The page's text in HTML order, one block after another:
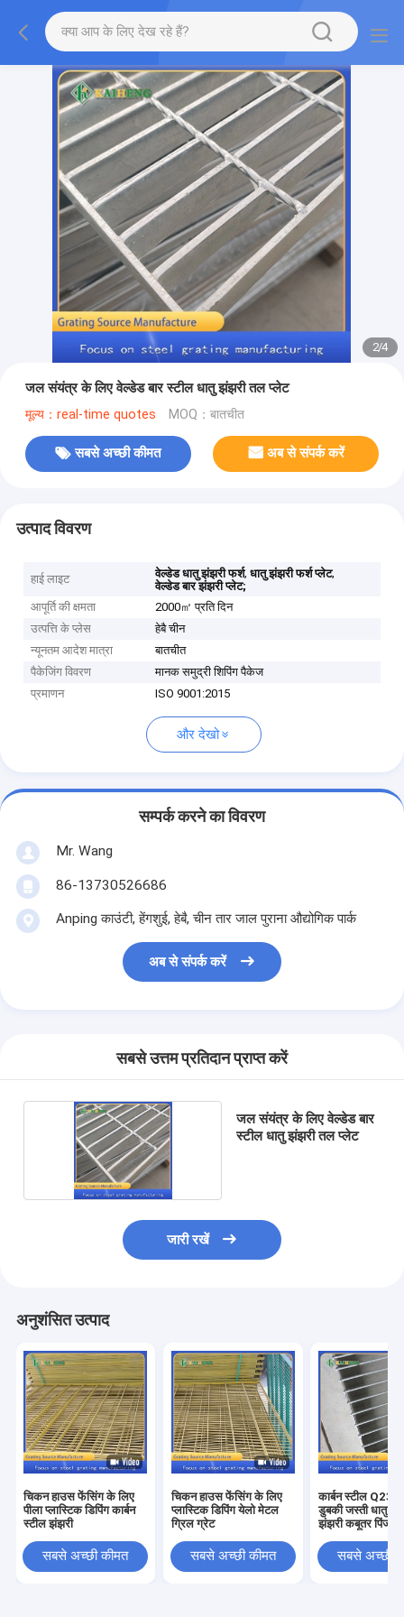
2/4
जल संयंत्र के लिए वेल्डेड बार स्टील धातु झंझरी तल प्लेट
मूल्य：real-time quotes MOQ：बातचीत
सबसे अच्छी कीमत अब से संपर्क करें
उत्पाद विवरण
हाई लाइट वेल्डेड धातु झंझरी फर्श,धातु झंझरी फर्श प्लेट,
वेल्डेड बार झंझरी प्लेट;
आपूर्ति की क्षमता
2000㎡ प्रति दिन
उत्पत्ति के प्लेस
हेबै चीन
न्यूनतम आदेश मात्रा
बातचीत
पैकेजिंग विवरण
मानक समुद्री शिपिंग पैकेज
प्रमाणन
ISO 9001:2015
और देखो
सम्पर्क करने का विवरण
Mr. Wang
86-13730526686
Anping काउंटी, हेंगशुई, हेबै, चीन तार जाल पुराना औद्योगिक पार्क
अब से संपर्क करें
सबसे उत्तम प्रतिदान प्राप्त करें
जल संयंत्र के लिए वेल्डेड बार
स्टील धातु झंझरी तल प्लेट
जारी रखें
अनुशंसित उत्पाद
चिकन हाउस फेंसिंग के लिए
पीला प्लास्टिक डिपिंग कार्बन
स्टील झंझरी
सबसे अच्छी कीमत
चिकन हाउस फेंसिंग के लिए
प्लास्टिक डिपिंग येलो मेटल
ग्रिल ग्रेट
सबसे अच्छी कीमत
कार्बन स्टील Q235
डुबकी जस्ती धातु
झंझरी कबूतर पिंजरे
सबसे अच्छी